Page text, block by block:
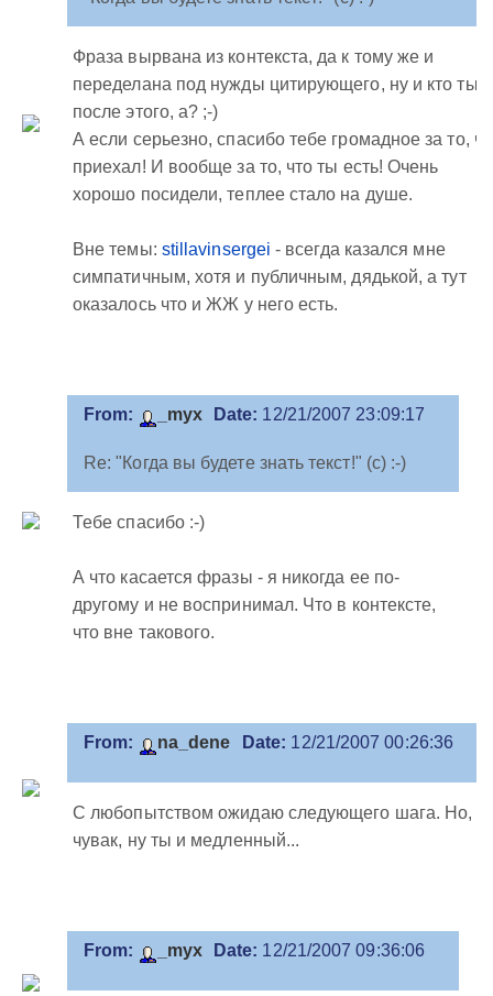
Фраза вырвана из контекста, да к тому же и
переделана под нужды цитирующего, ну и кто ты
после этого, а? ;-)
А если серьезно, спасибо тебе громадное за то,
приехал! И вообще за то, что ты есть! Очень
хорошо посидели, теплее стало на душе.
Вне темы: stillavinsergei - всегда казался мне
симпатичным, хотя и публичным, дядькой, а тут
оказалось что и ЖЖ у него есть.
From: _myx Date: 12/21/2007 23:09:17
Re: "Когда вы будете знать текст!" (с) :-)
Тебе спасибо :-)
А что касается фразы - я никогда ее по-
другому и не воспринимал. Что в контексте,
что вне такового.
From: na_dene Date: 12/21/2007 00:26:36
С любопытством ожидаю следующего шага. Но,
чувак, ну ты и медленный...
From: _myx Date: 12/21/2007 09:36:06